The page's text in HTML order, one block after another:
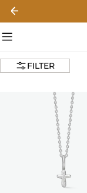
indhold
FILTER